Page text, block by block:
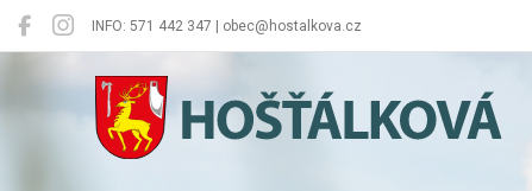
INFO: 571 442 347 | obec@hostalkova.cz
Hošťálková